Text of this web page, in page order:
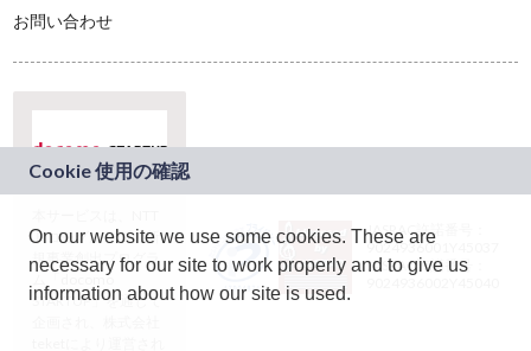
お問い合わせ
ドコモグループの新
規事業創出プログラ
ム「docomo
STARTUP」を通じて
JASRAC許諾番号：
9024936001Y45037
JASRAC許諾番号：
On our website we use some cookies. These are
necessary for our site to work properly and to give us
information about how our site is used.